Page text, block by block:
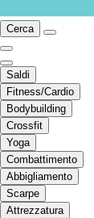
Cerca
Saldi
Fitness/Cardio
Bodybuilding
Crossfit
Yoga
Combattimento
Abbigliamento
Scarpe
Attrezzatura